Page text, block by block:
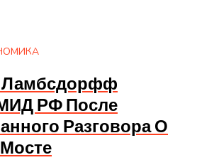
Ламбсдорфф
РФ После
Разговора О